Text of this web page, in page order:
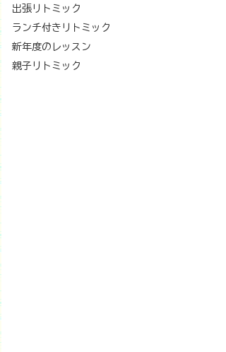
出張リトミック
ランチ付きリトミック
新年度のレッスン
親子リトミック